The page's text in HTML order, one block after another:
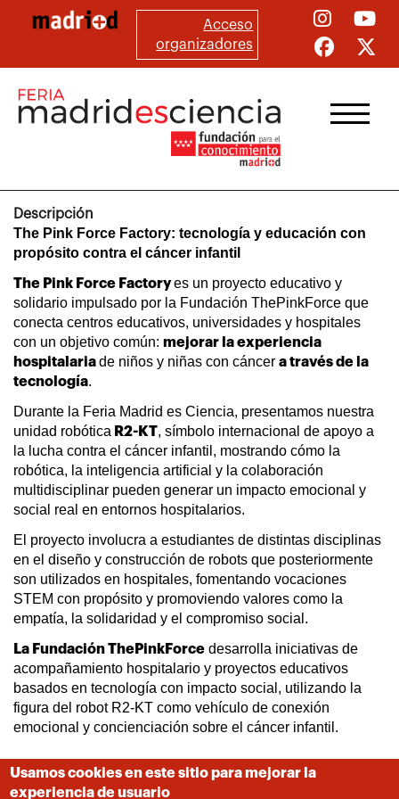
principal
Acceso
organizadores
Descripción
The Pink Force Factory: tecnología y educación con
propósito contra el cáncer infantil
The Pink Force Factoryes un proyecto educativo y
solidario impulsado por la Fundación ThePinkForce que
conecta centros educativos, universidades y hospitales
con un objetivo común: mejorar la experiencia
hospitalariade niños y niñas con cáncer a través de la
tecnología.
Durante la Feria Madrid es Ciencia, presentamos nuestra
unidad robótica R2-KT, símbolo internacional de apoyo a
la lucha contra el cáncer infantil, mostrando cómo la
robótica, la inteligencia artificial y la colaboración
multidisciplinar pueden generar un impacto emocional y
social real en entornos hospitalarios.
El proyecto involucra a estudiantes de distintas disciplinas
en el diseño y construcción de robots que posteriormente
son utilizados en hospitales, fomentando vocaciones
STEM con propósito y promoviendo valores como la
empatía, la solidaridad y el compromiso social.
La Fundación ThePinkForce desarrolla iniciativas de
acompañamiento hospitalario y proyectos educativos
basados en tecnología con impacto social, utilizando la
figura del robot R2-KT como vehículo de conexión
emocional y concienciación sobre el cáncer infantil.
Día 19, 20 y 21
Usamos cookies en este sitio para mejorar la
experiencia de usuario